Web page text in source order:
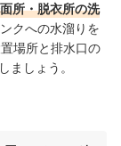
所・脱衣所の洗
クへの水溜りを
場所と排水口の
ましょう。